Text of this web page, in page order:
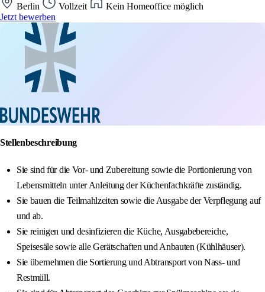
Berlin Vollzeit
Kein Homeoffice möglich
Jetzt bewerben
Stellenbeschreibung
Sie sind für die Vor- und Zubereitung sowie die Portionierung von
Lebensmitteln unter Anleitung der Küchenfachkräfte zuständig.
Sie bauen die Teilmahlzeiten sowie die Ausgabe der Verpflegung auf
und ab.
Sie reinigen und desinfizieren die Küche, Ausgabebereiche,
Speisesäle sowie alle Gerätschaften und Anbauten (Kühlhäuser).
Sie übernehmen die Sortierung und Abtransport von Nass- und
Restmüll.